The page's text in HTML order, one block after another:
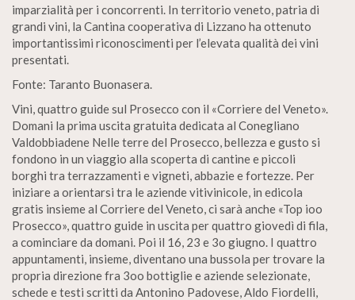
imparzialità per i concorrenti. In territorio veneto, patria di
grandi vini, la Cantina cooperativa di Lizzano ha ottenuto
importantissimi riconoscimenti per l’elevata qualità dei vini
presentati.
Fonte: Taranto Buonasera.
Vini, quattro guide sul Prosecco con il «Corriere del Veneto».
Domani la prima uscita gratuita dedicata al Conegliano
Valdobbiadene Nelle terre del Prosecco, bellezza e gusto si
fondono in un viaggio alla scoperta di cantine e piccoli
borghi tra terrazzamenti e vigneti, abbazie e fortezze. Per
iniziare a orientarsi tra le aziende vitivinicole, in edicola
gratis insieme al Corriere del Veneto, ci sarà anche «Top ioo
Prosecco», quattro guide in uscita per quattro giovedì di fila,
a cominciare da domani. Poi il 16, 23 e 3o giugno. I quattro
appuntamenti, insieme, diventano una bussola per trovare la
propria direzione fra 3oo bottiglie e aziende selezionate,
schede e testi scritti da Antonino Padovese, Aldo Fiordelli,